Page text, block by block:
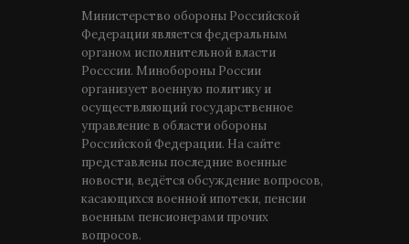
Министерство обороны Российской
Федерации является федеральным
органом исполнительной власти
Росссии. Минобороны России
организует военную политику и
осуществляющий государственное
управление в области обороны
Российской Федерации. На сайте
представлены последние военные
новости, ведётся обсуждение вопросов,
касающихся военной ипотеки, пенсии
военным пенсионерами прочих
вопросов.